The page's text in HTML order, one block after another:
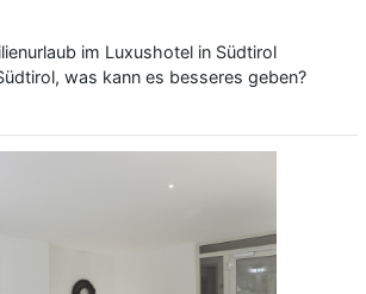
im Luxushotel in Südtirol
was kann es besseres geben?